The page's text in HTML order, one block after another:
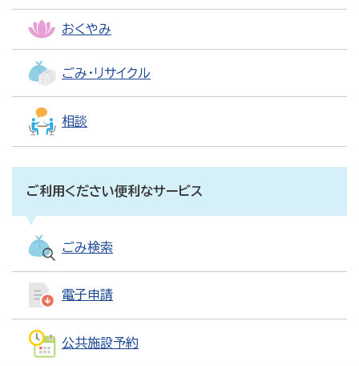
おくやみ
ごみ・リサイクル
相談
ご利用ください便利なサービス
ごみ検索
電子申請
公共施設予約